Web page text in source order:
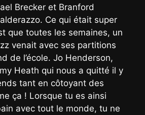
Brecker et Branford
Ce qui était super
que toutes les semaines, un
venait avec ses partitions
de l’école. Jo Henderson,
Heath qui nous a quitté il y
tant en côtoyant des
ça ! Lorsque tu es ainsi
avec tout le monde, tu ne